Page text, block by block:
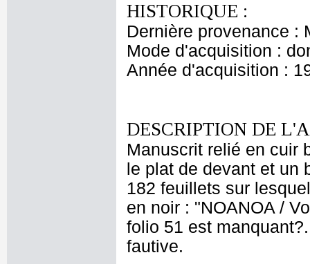
HISTORIQUE :
Dernière provenance :
Mode d'acquisition :
Année d'acquisition :
DESCRIPTION DE
Manuscrit relié en cuir
le plat de devant et un
182 feuillets sur
en noir : "NOANOA /
folio 51 est
fautive.